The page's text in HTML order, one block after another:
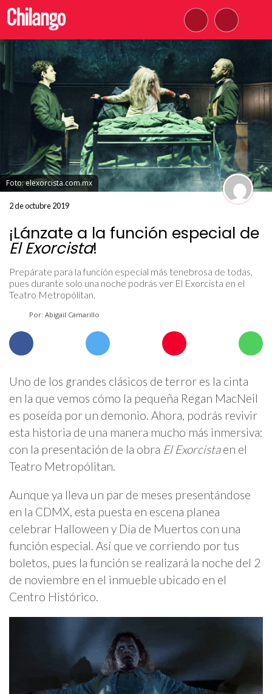
Foto: elexorcista.com.mx
2 de octubre 2019
¡Lánzate a la función especial de
El Exorcista!
Prepárate para la función especial más tenebrosa de todas,
pues durante solo una noche podrás ver El Exorcista en el
Teatro Metropólitan.
Por: Abigail Camarillo
Uno de los grandes clásicos de terror es la cinta
en la que vemos cómo la pequeña Regan MacNeil
es poseída por un demonio. Ahora, podrás revivir
esta historia de una manera mucho más inmersiva:
con la presentación de la obra El Exorcistaen el
Teatro Metropólitan.
Aunque ya lleva un par de meses presentándose
en la CDMX, esta puesta en escena planea
celebrar Halloween y Día de Muertos con una
función especial. Así que ve corriendo por tus
boletos, pues la función se realizará la noche del 2
de noviembre en el inmueble ubicado en el
Centro Histórico.